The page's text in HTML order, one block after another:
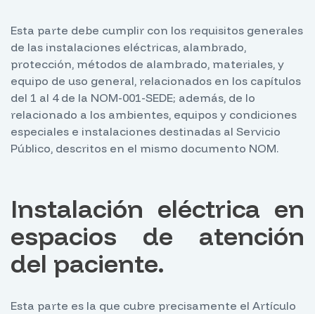
Esta parte debe cumplir con los requisitos generales
de las instalaciones eléctricas, alambrado,
protección, métodos de alambrado, materiales, y
equipo de uso general, relacionados en los capítulos
del 1 al 4 de la NOM-001-SEDE; además, de lo
relacionado a los ambientes, equipos y condiciones
especiales e instalaciones destinadas al Servicio
Público, descritos en el mismo documento NOM.
Instalación eléctrica en
espacios de atención
del paciente.
Esta parte es la que cubre precisamente el Artículo